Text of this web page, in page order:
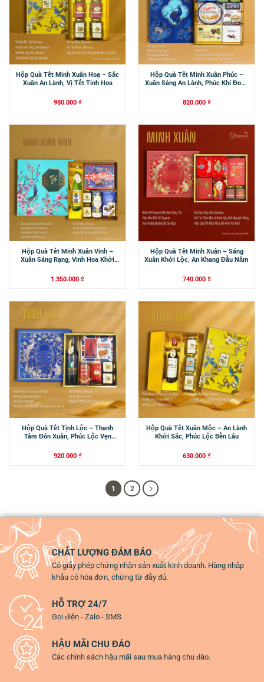
Hộp Quà Tết Minh Xuân Hoạ – Sắc
Xuân An Lành, Vị Tết Tinh Hoa
980.000 ₫
Hộp Quà Tết Minh Xuân Phúc –
Xuân Sáng An Lành, Phúc Khí Đong
820.000 ₫
Hộp Quà Tết Minh Xuân Vinh –
Xuân Sáng Rạng, Vinh Hoa Khởi
1.350.000 ₫
Hộp Quà Tết Minh Xuân – Sáng
Xuân Khởi Lộc, An Khang Đầu Năm
740.000 ₫
Hộp Quà Tết Tịnh Lộc – Thanh
Tâm Đón Xuân, Phúc Lộc Vẹn
920.000 ₫
Hộp Quà Tết Xuân Mộc – An Lành
Khởi Sắc, Phúc Lộc Bền Lâu
630.000 ₫
1 2
CHẤT LƯỢNG ĐẢM BẢO
Có giấy phép chứng nhận sản xuất kinh doanh. Hàng nhập
khẩu có hóa đơn, chứng từ đầy đủ.
HỖ TRỢ 24/7
Gọi điện - Zalo - SMS
HẬU MÃI CHU ĐÁO
Các chính sách hậu mãi sau mua hàng chu đáo.